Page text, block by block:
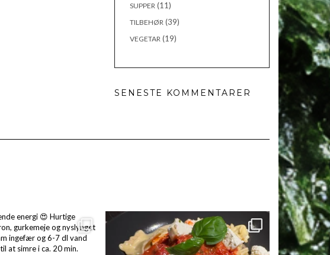
SUPPER (11)
TILBEHØR (39)
VEGETAR (19)
SENESTE KOMMENTARER